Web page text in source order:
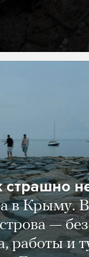
страшно
в Крыму.
—
работы и